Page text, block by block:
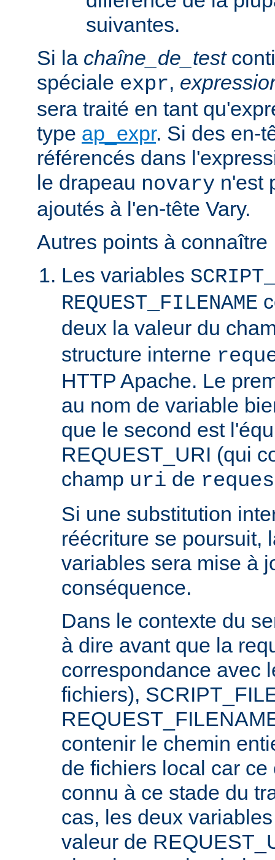
suivantes.
Si la chaîne_de_test
spéciale expr,
sera traité en tant
type ap_expr. Si des en-
référencés dans
le drapeau novary n'est
ajoutés à l'en-tête Vary.
Autres points à connaître
Les variables
REQUEST_FILENAME
deux la valeur du
structure interne
HTTP Apache. Le
au nom de variable
que le second est
REQUEST_URI (qui
champ uri de
Si une substitution
réécriture se poursuit,
variables sera mise à
conséquence.
Dans le contexte du
à dire avant que la
correspondance avec
fichiers),
contenir le chemin
de fichiers local car
connu à ce stade du
cas, les deux
valeur de